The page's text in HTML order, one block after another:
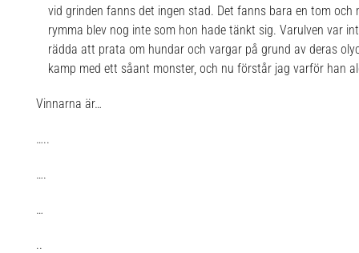
vid grinden fanns det ingen stad. Det fanns bara en tom
rymma blev nog inte som hon hade tänkt sig. Varulven var
rädda att prata om hundar och vargar på grund av deras
kamp med ett såant monster, och nu förstår jag varför han
Vinnarna är…
…..
….
…
..